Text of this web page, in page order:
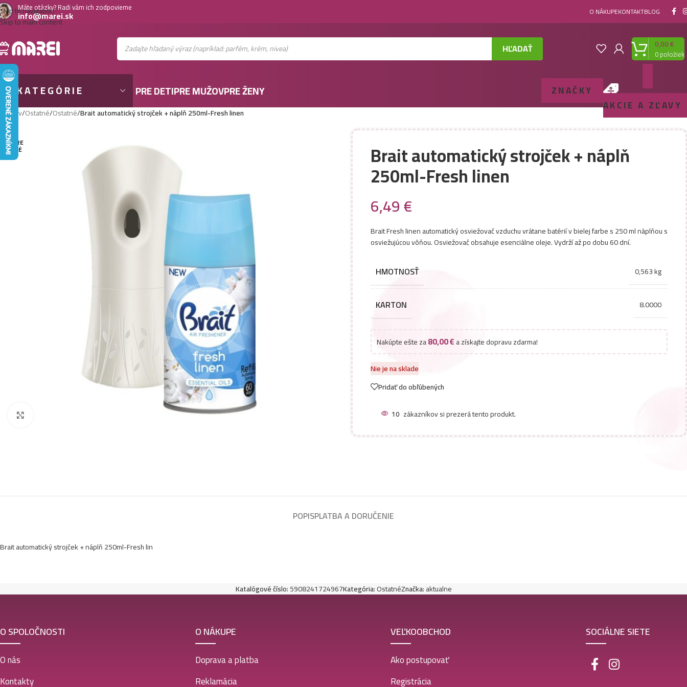
Skip to navigation
Skip to main content
Máte otázky? Radi vám ich zodpovieme
info@marei.sk O NÁKUPEKONTAKTBLOG
HĽADAŤ 0položiek
0,00€
KATEGÓRIE PRE DETIPRE MUŽOVPRE ŽENY
ZNAČKY
AKCIE A ZĽAVY
Domov/Ostatné/Ostatné/Brait automatický strojček + náplň 250ml-Fresh linen
VYPRE
DANÉ Brait automatický strojček + náplň
250ml-Fresh linen
6,49€
Brait Fresh linen automatický osviežovač vzduchu vrátane batérií v bielej farbe s 250 ml náplňou s
osviežujúcou vôňou. Osviežovač obsahuje esenciálne oleje. Vydrží až po dobu 60 dní.
HMOTNOSŤ 0,563 kg
KARTON 8.0000
Nakúpte ešte za80,00€a získajte dopravu zdarma!
Nie je na sklade
Pridať do obľúbených
10 zákazníkov si prezerá tento produkt.
POPISPLATBA A DORUČENIE
Brait automatický strojček + náplň 250ml-Fresh lin
Katalógové číslo:5908241724967Kategória:OstatnéZnačka:aktualne
O SPOLOČNOSTI
O nás
Kontakty
O NÁKUPE
Doprava a platba
Reklamácia
VEĽKOOBCHOD
Ako postupovať
Registrácia
SOCIÁLNE SIETE